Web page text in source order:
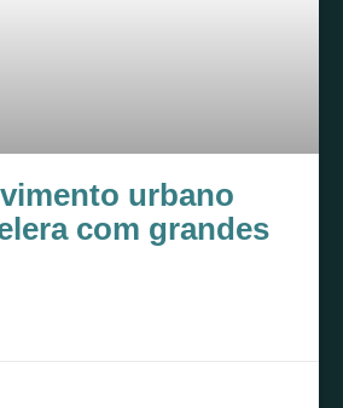
urbano
com grandes